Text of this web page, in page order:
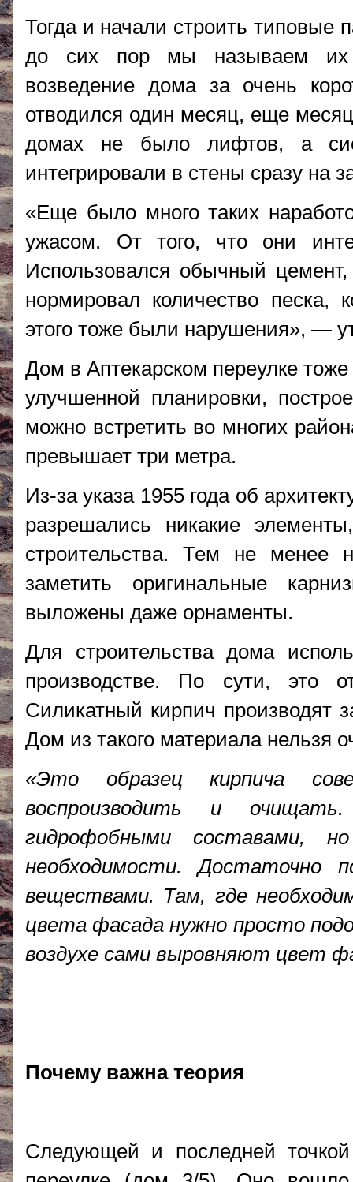
Тогда и начали строить
до сих пор мы называем их
возведение дома за очень
отводился один месяц, еще
домах не было лифтов, а
интегрировали в стены сразу на
«Еще было много таких
ужасом. От того, что они
Использовался обычный
нормировал количество песка,
этого тоже были нарушения», —
Дом в Аптекарском переулке
улучшенной планировки,
можно встретить во многих
превышает три метра.
Из-за указа 1955 года об
разрешались никакие
строительства. Тем не
заметить оригинальные
выложены даже орнаменты.
Для строительства дома
производстве. По сути, это
Силикатный кирпич производят
Дом из такого материала нельзя
«Это образец кирпича
воспроизводить и
гидрофобными
необходимости. Достаточно
веществами. Там, где
цвета фасада нужно просто
воздухе сами выровняют цвет
Почему важна теория
Следующей и последней